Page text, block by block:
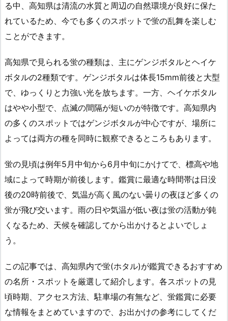
る中、高知県は清流の水質と周辺の自然環境が良好に保た
れているため、今でも多くのスポットで蛍の乱舞を楽しむ
ことができます。
高知県で見られる蛍の種類は、主にゲンジボタルとヘイケ
ボタルの2種類です。ゲンジボタルは体長15mm前後と大型
で、ゆっくりと力強い光を放ちます。一方、ヘイケボタル
はやや小型で、点滅の間隔が短いのが特徴です。高知県内
の多くのスポットではゲンジボタルが中心ですが、場所に
よっては両方の種を同時に観察できるところもあります。
蛍の見頃は例年5月中旬から6月中旬にかけてで、標高や地
域によって時期が前後します。鑑賞に最適な時間帯は日没
後の20時前後で、気温が高く風のない曇りの夜ほど多くの
蛍が飛び交います。雨の日や気温が低い夜は蛍の活動が鈍
くなるため、天候を確認してから出かけるとよいでしょ
う。
この記事では、高知県内で蛍(ホタル)が鑑賞できるおすすめ
の名所・スポットを厳選して紹介します。各スポットの見
頃時期、アクセス方法、駐車場の有無など、蛍鑑賞に必要
な情報をまとめていますので、お出かけの参考にしてくだ